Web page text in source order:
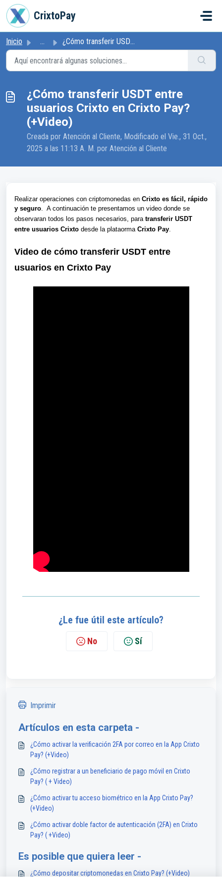
Ir al contenido principal
CrixtoPay
Inicio ... ¿Cómo transferir USDT entre usuarios Crixto en Crixto Pay...
¿Cómo transferir USDT entre
usuarios Crixto en Crixto Pay?
(+Video)
Creada por Atención al Cliente, Modificado el Vie., 31 Oct.,
2025 a las 11:13 A. M. por Atención al Cliente
Realizar operaciones con criptomonedas en Crixto es fácil, rápido
y seguro. A continuación te presentamos un video donde se
observaran todos los pasos necesarios, para transferir USDT
entre usuarios Crixto desde la plataorma Crixto Pay.
Video de cómo transferir USDT entre
usuarios en Crixto Pay
¿Le fue útil este artículo?
No Sí
Imprimir
Artículos en esta carpeta -
¿Cómo activar la verificación 2FA por correo en la App Crixto
Pay? (+Video)
¿Cómo registrar a un beneficiario de pago móvil en Crixto
Pay? ( + Video)
¿Cómo activar tu acceso biométrico en la App Crixto Pay?
(+Video)
¿Cómo activar doble factor de autenticación (2FA) en Crixto
Pay? ( +Video)
Es posible que quiera leer -
¿Cómo depositar criptomonedas en Crixto Pay? (+Video)